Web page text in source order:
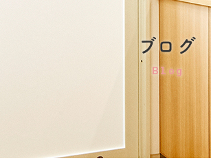
ブログ
Blog